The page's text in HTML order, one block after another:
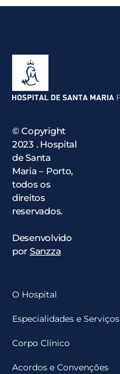
© Copyright
2023 . Hospital
de Santa
Maria – Porto,
todos os
direitos
reservados.
Desenvolvido
por Sanzza
O Hospital
Especialidades e Serviços
Corpo Clínico
Acordos e Convenções